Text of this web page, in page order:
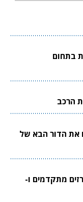
בתחום
הרכב
את הדור הבא של
מתקדמים ו-